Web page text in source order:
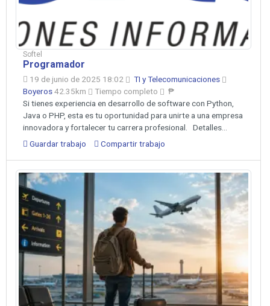
Softel
Programador
19 de junio de 2025 18:02
TI y Telecomunicaciones
Boyeros42.35km Tiempo completo
₱
Si tienes experiencia en desarrollo de software con Python,
Java o PHP, esta es tu oportunidad para unirte a una empresa
innovadora y fortalecer tu carrera profesional. Detalles...
Guardar trabajo
Compartir trabajo